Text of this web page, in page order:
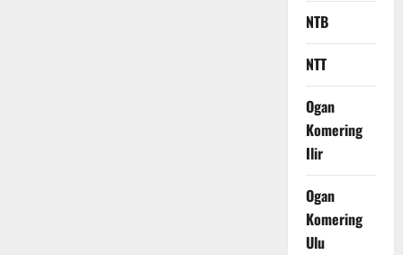
NTB
NTT
Ogan
Komering
Ilir
Ogan
Komering
Ulu